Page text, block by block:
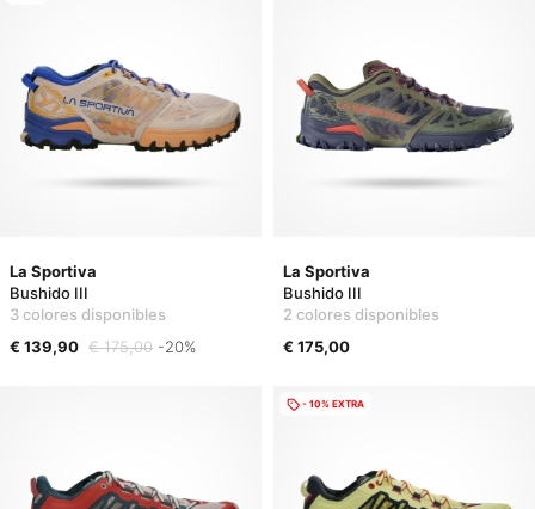
La Sportiva
Bushido III
3 colores disponibles
€ 139,90 € 175,00 -20%
La Sportiva
Bushido III
2 colores disponibles
€ 175,00
- 10% EXTRA